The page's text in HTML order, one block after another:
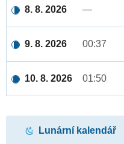
8. 8. 2026 —
9. 8. 2026 00:37
10. 8. 2026 01:50
Lunární kalendář